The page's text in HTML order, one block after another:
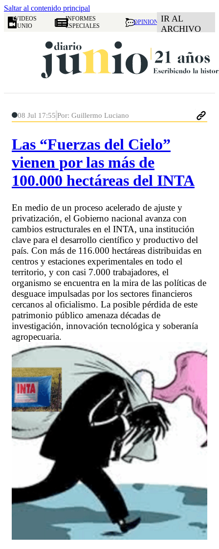
Saltar al contenido principal
VIDEOS
JUNIO
INFORMES
ESPECIALES
OPINION IR AL
ARCHIVO
08 Jul 17:55 Por: Guillermo Luciano
Las “Fuerzas del Cielo”
vienen por las más de
100.000 hectáreas del INTA
En medio de un proceso acelerado de ajuste y
privatización, el Gobierno nacional avanza con
cambios estructurales en el INTA, una institución
clave para el desarrollo científico y productivo del
país. Con más de 116.000 hectáreas distribuidas en
centros y estaciones experimentales en todo el
territorio, y con casi 7.000 trabajadores, el
organismo se encuentra en la mira de las políticas de
desguace impulsadas por los sectores financieros
cercanos al oficialismo. La posible pérdida de este
patrimonio público amenaza décadas de
investigación, innovación tecnológica y soberanía
agropecuaria.